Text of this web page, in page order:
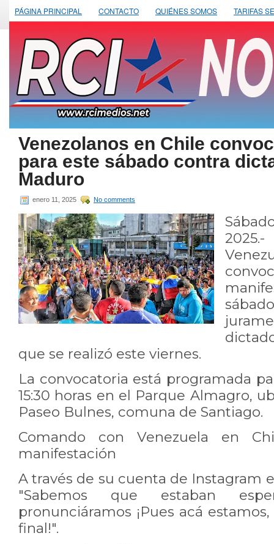
PÁGINA PRINCIPAL CONTACTO QUIÉNES SOMOS TARIFAS
Venezolanos en Chile
para este sábado contra
Maduro
enero 11, 2025 No comments
que se realizó este viernes.
La convocatoria está programada
15:30 horas en el Parque Almagro,
Paseo Bulnes, comuna de Santiago.
Comando con Venezuela en
manifestación
A través de su cuenta de Instagram
"Sabemos que estaban
pronunciáramos ¡Pues acá
final!".